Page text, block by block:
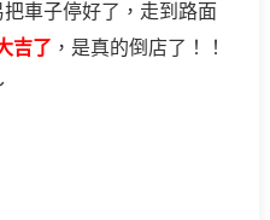
車子停好了，走到路面
吉了 ，是真的倒店了！！